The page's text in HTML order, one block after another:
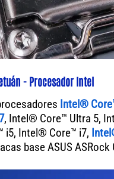
- Procesador Intel
Intel®
, Intel® Core™ Ultra 5,
i5, Intel® Core™ i7,
base ASUS ASRock